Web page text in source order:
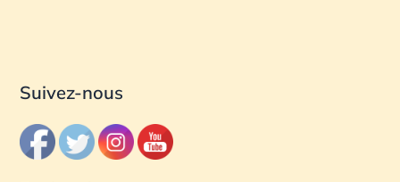
Suivez-nous